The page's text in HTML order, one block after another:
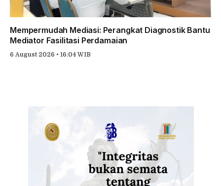
Mempermudah Mediasi: Perangkat Diagnostik Bantu
Mediator Fasilitasi Perdamaian
6 August 2026 • 16:04 WIB